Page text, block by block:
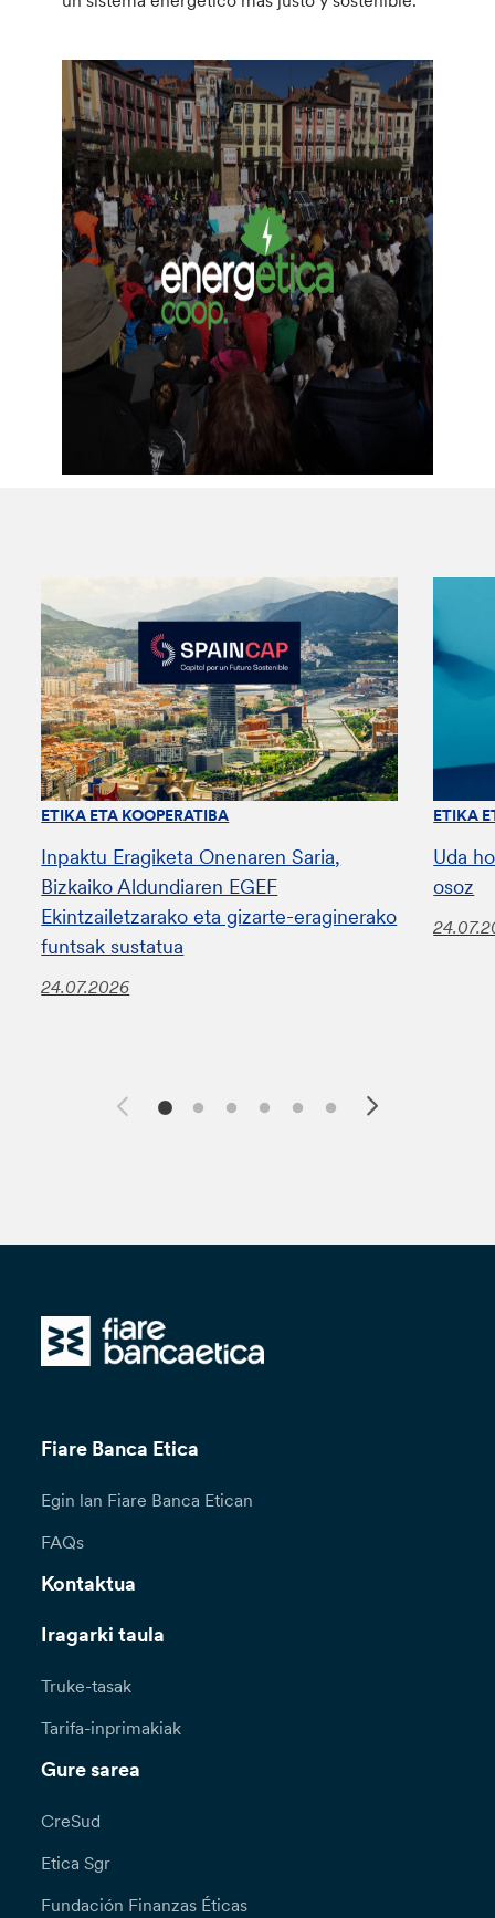
ETIKA ETA KOOPERATIBA
Inpaktu Eragiketa Onenaren Saria,
Bizkaiko Aldundiaren EGEF
Ekintzailetzarako eta gizarte-eraginerako
funtsak sustatua
24.07.2026
ETIKA
Uda
osoz
Fiare Banca Etica
Egin lan Fiare Banca Etican
FAQs
Kontaktua
Iragarki taula
Truke-tasak
Tarifa-inprimakiak
Gure sarea
CreSud
Etica Sgr
Fundación Finanzas Éticas